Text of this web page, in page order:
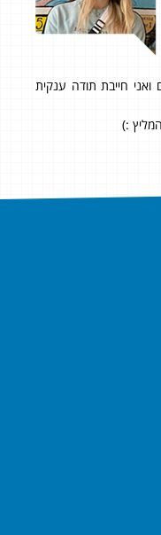
ולא נגעתי במתמטיקה,
מתמטיקה זה לא הצד